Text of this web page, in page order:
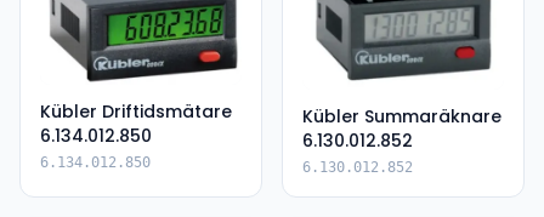
Kübler Driftidsmätare
6.134.012.850
6.134.012.850
Kübler Summaräknare
6.130.012.852
6.130.012.852